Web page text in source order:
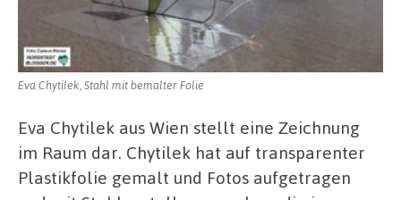
Eva Chytilek, Stahl mit bemalter Folie
Eva Chytilek aus Wien stellt eine Zeichnung
im Raum dar. Chytilek hat auf transparenter
Plastikfolie gemalt und Fotos aufgetragen